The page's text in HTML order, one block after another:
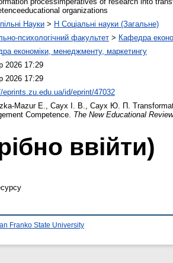
organizations
Науки > H Соціальні науки (Загальне)
психологічний факультет > Кафедра
економіки, менеджменту, маркетингу
2026 17:29
2026 17:29
eprints.zu.edu.ua/id/eprint/47032
Mazur Е. Саух І. В. Саух Ю. П.
Competence. The New Educational Review
ввійти)
Franko State University